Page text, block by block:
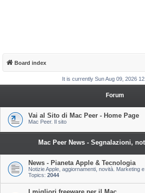
Board index
It is currently Sun Aug 09, 2026
Forum
Vai al Sito di Mac Peer - Home Page
Mac Peer. Il sito
Mac Peer News - Segnalazioni,
News - Pianeta Apple & Tecnologia
Notizie Apple, aggiornamenti, novità. Marketing
Topics: 2044